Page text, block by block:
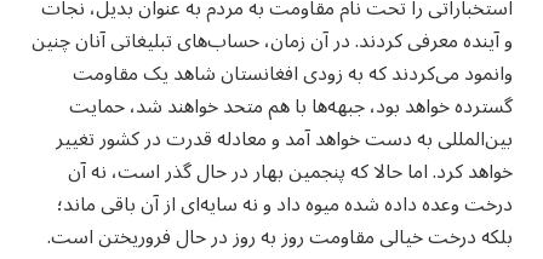
استخباراتی را تحت نام مقاومت به مردم به عنوان بدیل، نجات
و آینده معرفی کردند. در آن زمان، حساب‌های تبلیغاتی آنان چنین
وانمود می‌کردند که به زودی افغانستان شاهد یک مقاومت
گسترده خواهد بود، جبهه‌ها با هم متحد خواهند شد، حمایت
بین‌المللی به دست خواهد آمد و معادله قدرت در کشور تغییر
خواهد کرد. اما حالا که پنجمین بهار در حال گذر است، نه آن
درخت وعده داده شده میوه داد و نه سایه‌ای از آن باقی ماند؛
بلکه درخت خیالی مقاومت روز به روز در حال فروریختن است.